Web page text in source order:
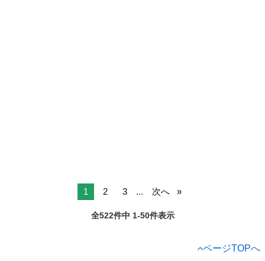
1 2 3 ... 次へ
全522件中 1-50件表示
ページTOPへ